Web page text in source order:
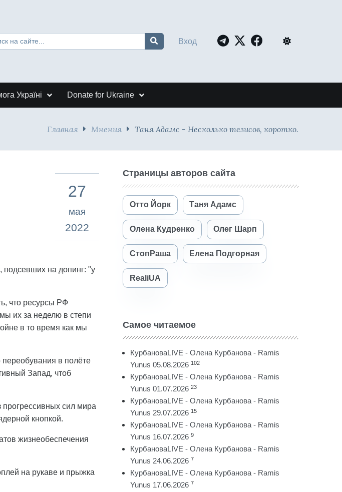
Вход
Україні Donate for Ukraine
Главная Мнения Таня Адамс - Несколько тезисов, коротко.
27
мая
2022
подсевших на допинг: "у
что ресурсы РФ
их за неделю в степи
в то время как мы
переобувания в полёте
Запад, чтоб
прогрессивных сил мира
кнопкой.
жизнеобеспечения
на рукаве и прыжка
Страницы авторов сайта
Отто Йорк Таня Адамс
Олена Кудренко Олег Шарп
СтопРаша Елена Подгорная
RealiUA
Самое читаемое
КурбановаLIVE - Олена Курбанова - Ramis
Yunus 05.08.2026 102
КурбановаLIVE - Олена Курбанова - Ramis
Yunus 01.07.2026 23
КурбановаLIVE - Олена Курбанова - Ramis
Yunus 29.07.2026 15
КурбановаLIVE - Олена Курбанова - Ramis
Yunus 16.07.2026 9
КурбановаLIVE - Олена Курбанова - Ramis
Yunus 24.06.2026 7
КурбановаLIVE - Олена Курбанова - Ramis
Yunus 17.06.2026 7